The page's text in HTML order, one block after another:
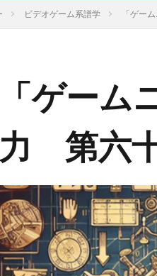
ビデオゲーム系譜学 「ゲー
「ゲー
力 第六